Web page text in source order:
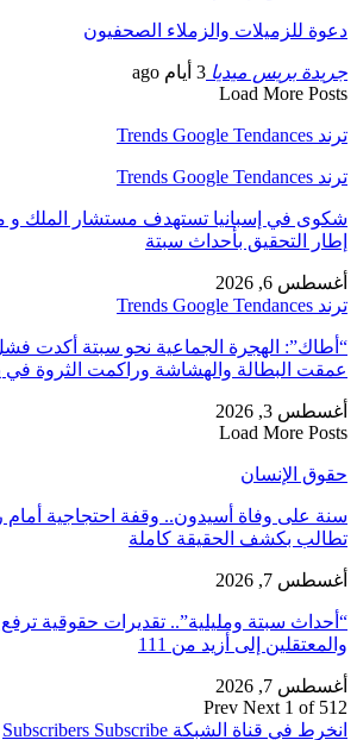
دعوة للزميلات والزملاء الصحفيون
جريدة بريس ميديا 3 أيام ago
Load More Posts
ترند Trends Google Tendances
ترند Trends Google Tendances
شكوى في إسبانيا تستهدف مستشار الملك و
إطار التحقيق بأحداث سبتة
أغسطس 6, 2026
ترند Trends Google Tendances
“أطاك”: الهجرة الجماعية نحو سبتة أكدت
عمقت البطالة والهشاشة وراكمت الثروة في
أغسطس 3, 2026
Load More Posts
حقوق الإنسان
سنة على وفاة أسيدون.. وقفة احتجاجية أمام
تطالب بكشف الحقيقة كاملة
أغسطس 7, 2026
والمعتقلين إلى أزيد من 111
أغسطس 7, 2026
Prev Next 1 of 512
انخرط في قناة الشبكة
Subscribers Subscribe